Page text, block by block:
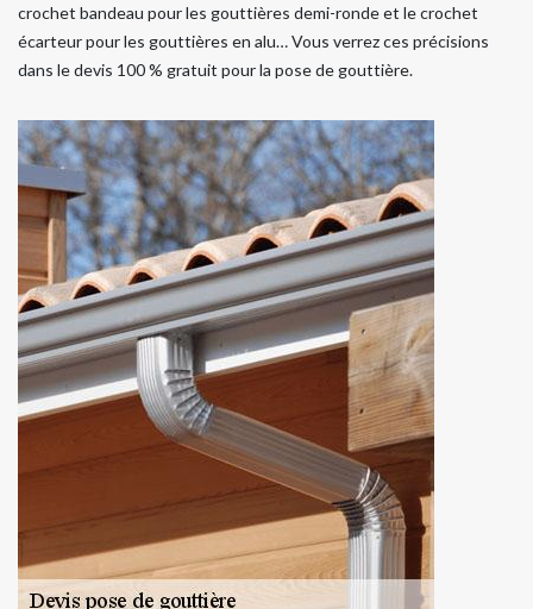
crochet bandeau pour les gouttières demi-ronde et le crochet
écarteur pour les gouttières en alu… Vous verrez ces précisions
dans le devis 100 % gratuit pour la pose de gouttière.